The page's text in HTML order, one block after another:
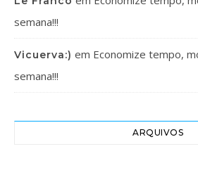
semana!!!
Vicuerva:) em Economize tempo,
semana!!!
ARQUIVOS